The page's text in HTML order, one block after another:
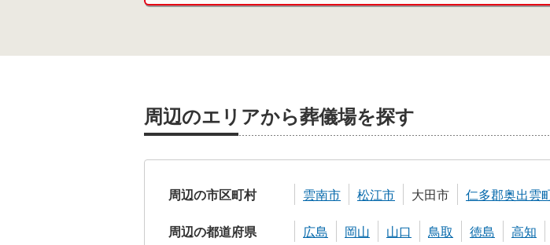
周辺のエリアから葬儀場を探す
周辺の市区町村 雲南市 松江市 大田市 仁多郡奥出雲
周辺の都道府県 広島 岡山 山口 鳥取 徳島 高知